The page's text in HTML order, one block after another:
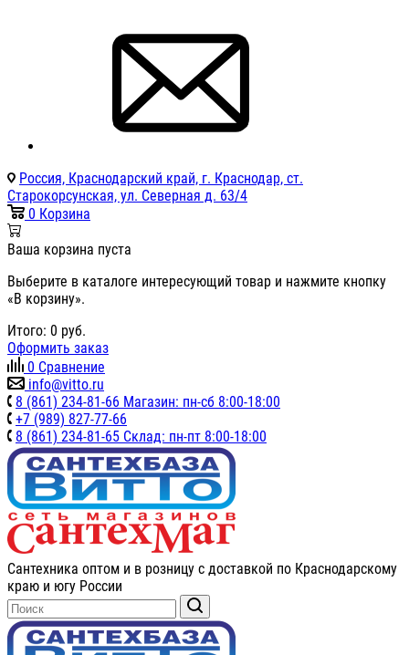
Россия, Краснодарский край, г. Краснодар, ст.
Старокорсунская, ул. Северная д. 63/4
0 Корзина
Ваша корзина пуста
Выберите в каталоге интересующий товар и нажмите кнопку
«В корзину».
Итого: 0 руб.
Оформить заказ
0 Сравнение
info@vitto.ru
8 (861) 234-81-66 Магазин: пн-сб 8:00-18:00
+7 (989) 827-77-66
8 (861) 234-81-65 Склад: пн-пт 8:00-18:00
Сантехника оптом и в розницу с доставкой по Краснодарскому
краю и югу России